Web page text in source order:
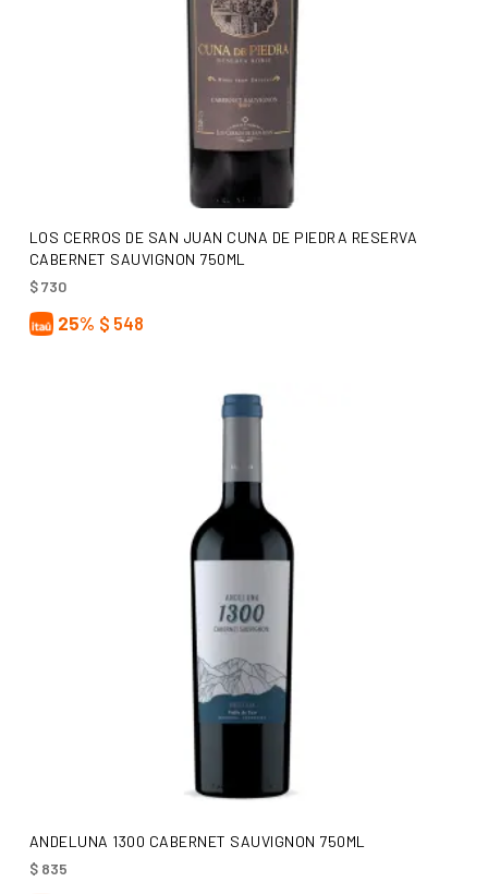
AÑADIR AL CARRITO
LOS CERROS DE SAN JUAN CUNA DE PIEDRA RESERVA
CABERNET SAUVIGNON 750ML
$730
25% $ 548
AÑADIR AL CARRITO
ANDELUNA 1300 CABERNET SAUVIGNON 750ML
$835